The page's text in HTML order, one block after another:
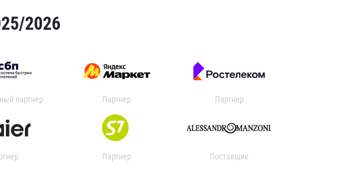
2026
партнер Партнер Партнер
Партнер Поставщик